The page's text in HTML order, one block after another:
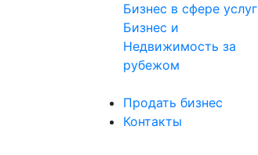
Бизнес в сфере услуг
Бизнес и
Недвижимость за
рубежом
Продать бизнес
Контакты